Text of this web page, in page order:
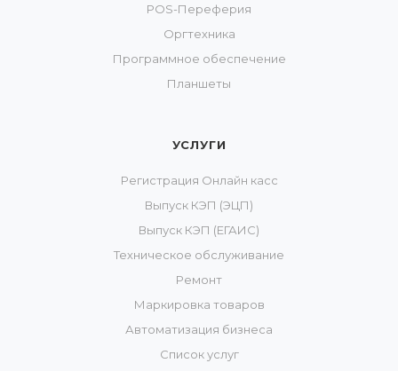
POS-Переферия
Оргтехника
Программное обеспечение
Планшеты
УСЛУГИ
Регистрация Онлайн касс
Выпуск КЭП (ЭЦП)
Выпуск КЭП (ЕГАИС)
Техническое обслуживание
Ремонт
Маркировка товаров
Автоматизация бизнеса
Список услуг